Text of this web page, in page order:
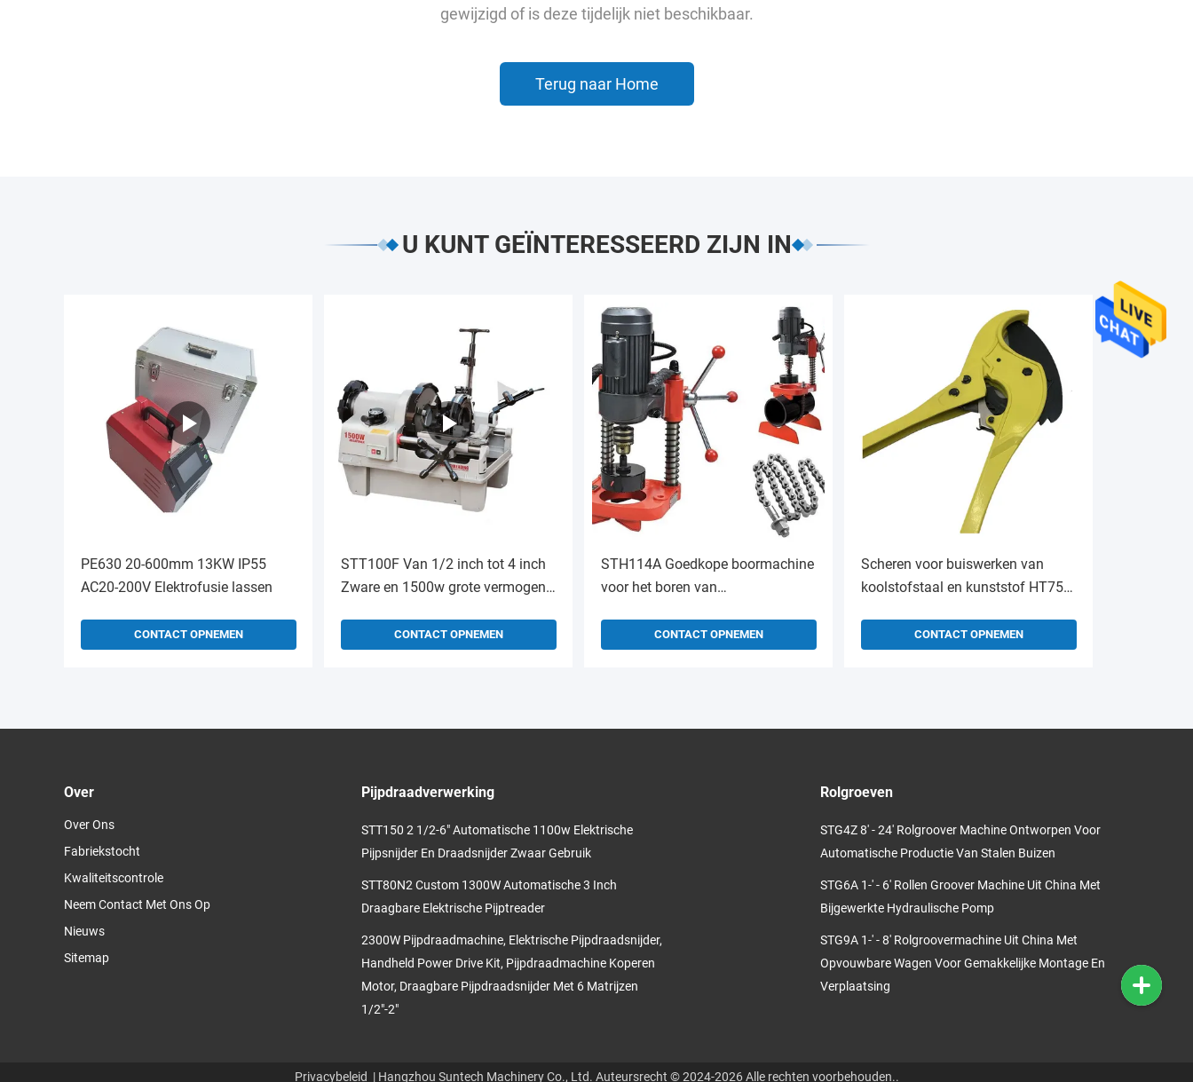
gewijzigd of is deze tijdelijk niet beschikbaar.
Terug naar Home
U KUNT GEÏNTERESSEERD ZIJN IN
PE630 20-600mm 13KW IP55
AC20-200V Elektrofusie lassen
CONTACT OPNEMEN
STT100F Van 1/2 inch tot 4 inch
Zware en 1500w grote vermogen
snijmachine te koop
CONTACT OPNEMEN
STH114A Goedkope boormachine
voor het boren van
boren van buizenboormachine
CONTACT OPNEMEN
Scheren voor buiswerken van
koolstofstaal en kunststof HT75
CONTACT OPNEMEN
Over
Over Ons
Fabriekstocht
Kwaliteitscontrole
Neem Contact Met Ons Op
Nieuws
Sitemap
Pijpdraadverwerking
STT150 2 1/2-6" Automatische 1100w Elektrische
Pijpsnijder En Draadsnijder Zwaar Gebruik
STT80N2 Custom 1300W Automatische 3 Inch
Draagbare Elektrische Pijptreader
2300W Pijpdraadmachine, Elektrische Pijpdraadsnijder,
Handheld Power Drive Kit, Pijpdraadmachine Koperen
Motor, Draagbare Pijpdraadsnijder Met 6 Matrijzen
1/2"-2"
Rolgroeven
STG4Z 8' - 24' Rolgroover Machine Ontworpen Voor
Automatische Productie Van Stalen Buizen
STG6A 1-' - 6' Rollen Groover Machine Uit China Met
Bijgewerkte Hydraulische Pomp
STG9A 1-' - 8' Rolgroovermachine Uit China Met
Opvouwbare Wagen Voor Gemakkelijke Montage En
Verplaatsing
Privacybeleid | Hangzhou Suntech Machinery Co., Ltd. Auteursrecht © 2024-2026 Alle rechten voorbehouden..